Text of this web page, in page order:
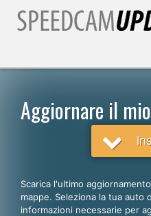
Italiano
Aggiornare il
Scarica l'ultimo
mappe. Seleziona la tua auto
informazioni necessarie per